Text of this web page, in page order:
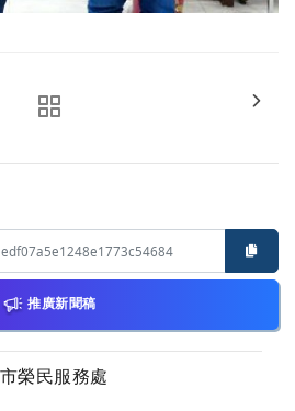
推廣新聞稿
榮民服務處